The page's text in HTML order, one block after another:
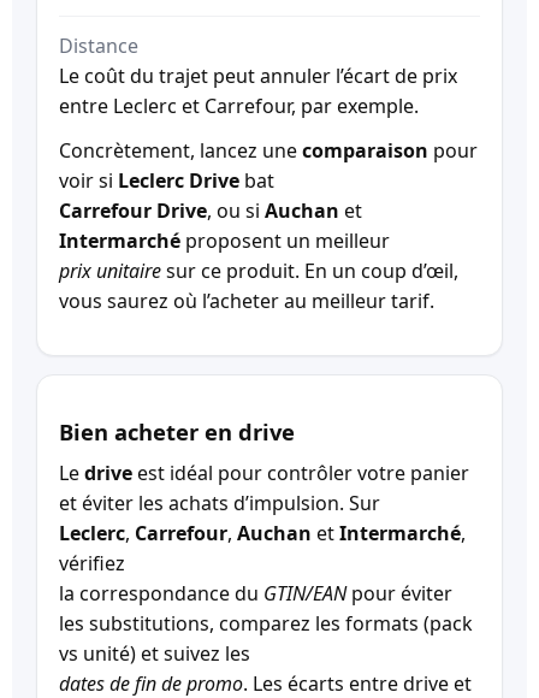
Distance
Le coût du trajet peut annuler l’écart de prix
entre Leclerc et Carrefour, par exemple.
Concrètement, lancez unecomparaison pour
voir si Leclerc Drive bat
Carrefour Drive, ou si Auchan et
Intermarché proposent un meilleur
prix unitairesur ce produit. En un coup d’œil,
vous saurez où l’acheter au meilleur tarif.
Bien acheter en drive
Ledriveest idéal pour contrôler votre panier
et éviter les achats d’impulsion. Sur
Leclerc, Carrefour, Auchan etIntermarché,
vérifiez
la correspondance du GTIN/EANpour éviter
les substitutions, comparez les formats (pack
vs unité) et suivez les
dates de fin de promo. Les écarts entre drive et